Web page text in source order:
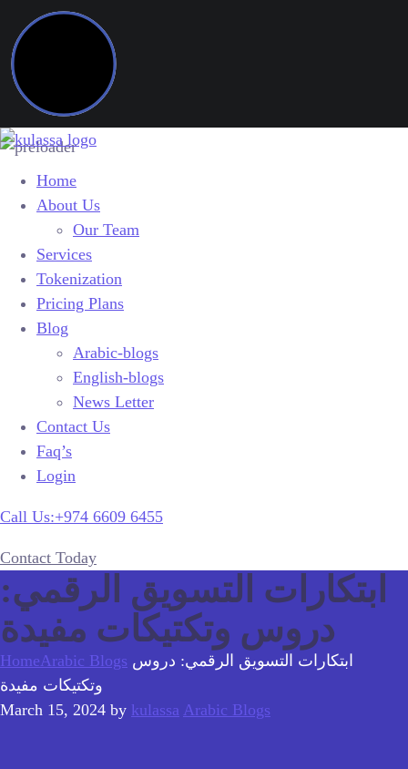
Home
About Us
Our Team
Services
Tokenization
Pricing Plans
Blog
Arabic-blogs
English-blogs
News Letter
Contact Us
Faq’s
Login
Call Us:+974 6609 6455
Contact Today
ابتكارات التسويق الرقمي:
دروس وتكتيكات مفيدة
HomeArabic Blogs ابتكارات التسويق الرقمي: دروس
وتكتيكات مفيدة
March 15, 2024 by kulassa Arabic Blogs